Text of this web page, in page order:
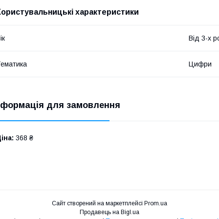
характеристики
Від 3-х
Цифри
для замовлення
368 ₴
Сайт створений на маркетплейсі Prom.ua
Продавець на Bigl.ua